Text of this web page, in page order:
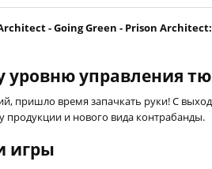
- Going Green - Prison
уровню управления
пришло время запачкать руки! С
продукции и нового вида контрабанды.
игры